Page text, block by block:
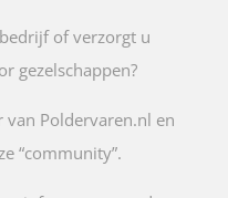
of verzorgt u
gezelschappen?
Poldervaren.nl en
“community”.